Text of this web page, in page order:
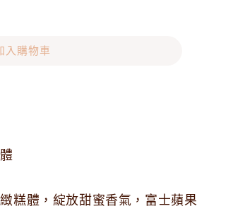
入購物車
糕體，綻放甜蜜香氣，富士蘋果